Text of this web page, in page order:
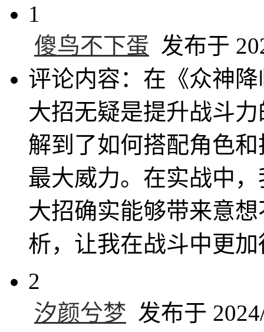
1
傻鸟不下蛋 发布于
评论内容：在《众神
大招无疑是提升战斗
解到了如何搭配角色
最大威力。在实战中
大招确实能够带来意
析，让我在战斗中更
2
汐颜兮梦 发布于